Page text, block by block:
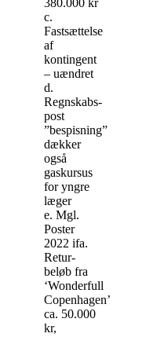
380.000 kr
c.
Fastsættelse
af
kontingent
– uændret
d.
Regnskabs-
post
”bespisning”
dækker
også
gaskursus
for yngre
læger
e. Mgl.
Poster
2022 ifa.
Retur-
beløb fra
‘Wonderfull
Copenhagen’
ca. 50.000
kr,